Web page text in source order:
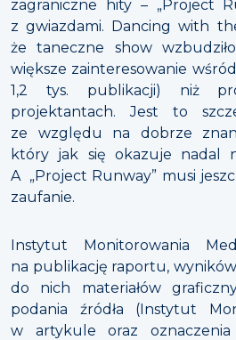
zagraniczne hity – „Project
z gwiazdami. Dancing with
że taneczne show
większe zainteresowanie
1,2 tys. publikacji) niż
projektantach. Jest to
ze względu na dobrze
który jak się okazuje nadal
A „Project Runway” musi
zaufanie.
Instytut Monitorowania
na publikację raportu,
do nich materiałów
podania źródła (Instytut
w artykule oraz